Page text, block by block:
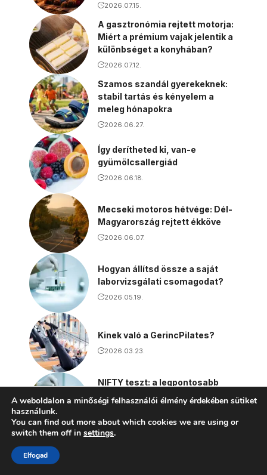
2026.07.15.
A gasztronómia rejtett motorja:
Miért a prémium vajak jelentik a
különbséget a konyhában?
2026.07.12.
Szamos szandál gyerekeknek:
stabil tartás és kényelem a
meleg hónapokra
2026.06.27.
Így derítheted ki, van-e
gyümölcsallergiád
2026.06.18.
Mecseki motoros hétvége: Dél-
Magyarország rejtett ékköve
2026.06.07.
Hogyan állítsd össze a saját
laborvizsgálati csomagodat?
2026.05.19.
Kinek való a GerincPilates?
2026.03.23.
NIFTY teszt: a legpontosabb
Down-szindróma szűrés
terhesség alatt
2026.03.18.
További érdekes cikkek
A weboldalon a minőségi felhasználói élmény érdekében sütiket
használunk.
You can find out more about which cookies we are using or
switch them off in settings.
Elfogad